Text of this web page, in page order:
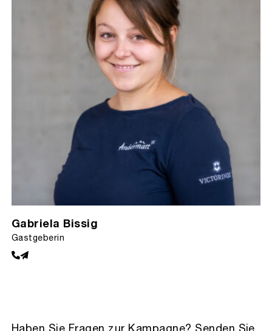
Gabriela Bissig
Gastgeberin
Haben Sie Fragen zur Kampagne? Senden Sie